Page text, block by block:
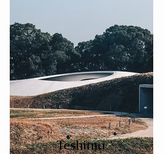
TRAVEL
Teshima